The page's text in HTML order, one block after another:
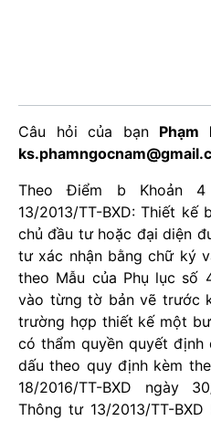
Câu hỏi của bạn Phạm
Theo Điểm b Khoản
13/2013/TT-BXD: Thiết
chủ đầu tư hoặc đại diện
tư xác nhận bằng chữ ký
theo Mẫu của Phụ lục số
vào từng tờ bản vẽ trước
trường hợp thiết kế một
có thẩm quyền quyết định
dấu theo quy định kèm
18/2016/TT-BXD ngày
Thông tư 13/2013/TT-